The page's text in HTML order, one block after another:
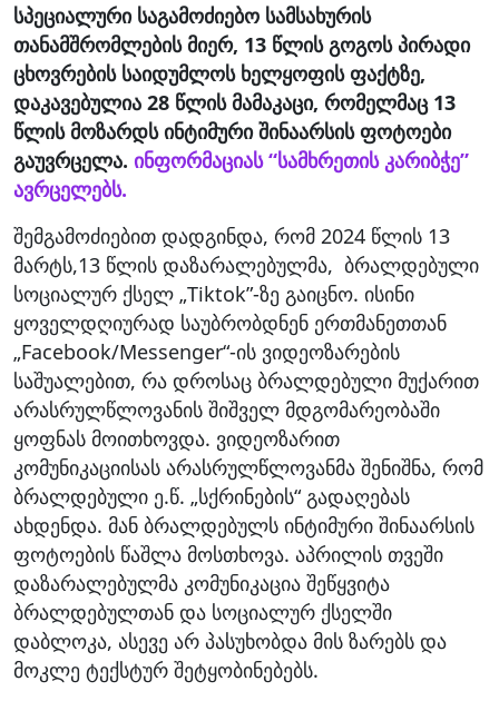
სპეციალური საგამოძიებო სამსახურის
თანამშრომლების მიერ, 13 წლის გოგოს პირადი
ცხოვრების საიდუმლოს ხელყოფის ფაქტზე,
დაკავებულია 28 წლის მამაკაცი, რომელმაც 13
წლის მოზარდს ინტიმური შინაარსის ფოტოები
გაუვრცელა. ინფორმაციას “სამხრეთის კარიბჭე”
ავრცელებს.
შემგამოძიებით დადგინდა, რომ 2024 წლის 13
მარტს,13 წლის დაზარალებულმა, ბრალდებული
სოციალურ ქსელ „Tiktok”-ზე გაიცნო. ისინი
ყოველდღიურად საუბრობდნენ ერთმანეთთან
„Facebook/Messenger“-ის ვიდეოზარების
საშუალებით, რა დროსაც ბრალდებული მუქარით
არასრულწლოვანის შიშველ მდგომარეობაში
ყოფნას მოითხოვდა. ვიდეოზარით
კომუნიკაციისას არასრულწლოვანმა შენიშნა, რომ
ბრალდებული ე.წ. „სქრინების“ გადაღებას
ახდენდა. მან ბრალდებულს ინტიმური შინაარსის
ფოტოების წაშლა მოსთხოვა. აპრილის თვეში
დაზარალებულმა კომუნიკაცია შეწყვიტა
ბრალდებულთან და სოციალურ ქსელში
დაბლოკა, ასევე არ პასუხობდა მის ზარებს და
მოკლე ტექსტურ შეტყობინებებს.